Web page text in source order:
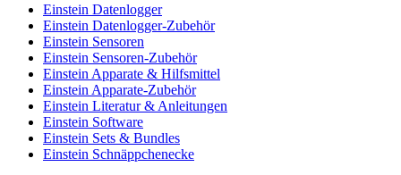
Einstein Datenlogger
Einstein Datenlogger-Zubehör
Einstein Sensoren
Einstein Sensoren-Zubehör
Einstein Apparate & Hilfsmittel
Einstein Apparate-Zubehör
Einstein Literatur & Anleitungen
Einstein Software
Einstein Sets & Bundles
Einstein Schnäppchenecke